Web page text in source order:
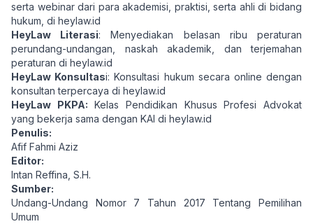
serta webinar dari para akademisi, praktisi, serta ahli di bidang
hukum, di heylaw.id
HeyLaw Literasi: Menyediakan belasan ribu peraturan
perundang-undangan, naskah akademik, dan terjemahan
peraturan di heylaw.id
HeyLaw Konsultasi: Konsultasi hukum secara online dengan
konsultan terpercaya di heylaw.id
HeyLaw PKPA: Kelas Pendidikan Khusus Profesi Advokat
yang bekerja sama dengan KAI di heylaw.id
Penulis:
Afif Fahmi Aziz
Editor:
Intan Reffina, S.H.
Sumber:
Undang-Undang Nomor 7 Tahun 2017 Tentang Pemilihan
Umum